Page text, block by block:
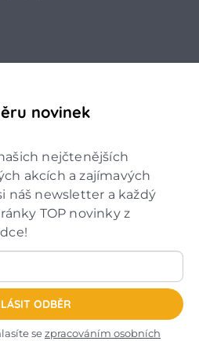
novinek
nejčtenějších
akcích a zajímavých
náš newsletter a každý
TOP novinky z
ODBĚR
sezpracováním osobních